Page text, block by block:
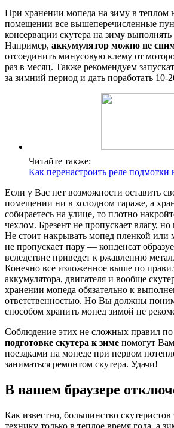
При хранении мопеда на зиму в теплом
помещении все вышеперечисленные
консервации скутера на зиму выполнять
Например, аккумулятор можно не
отсоединить минусовую клему от
раз в месяц. Также рекомендуем
за зимний период и дать поработать 10-
Читайте также:
Как перенастроить реле подмотки
Если у Вас нет возможности оставить
помещении ни в холодном гараже, а
собираетесь на улице, то плотно
чехлом. Брезент не пропускает влагу, но
Не стоит накрывать мопед пленкой или
не пропускает пару — конденсат
вследствие приведет к ржавлению
Конечно все изложенное выше по
аккумулятора, двигателя и вообще
хранении мопеда обязательно к
ответственностью. Но Вы должны
способом хранить мопед зимой не
Соблюдение этих не сложных правил по
подготовке скутера к зиме помогут
поездками на мопеде при первом
заниматься ремонтом скутера. Удачи!
В вашем браузере
Как известно, большинство
технику только в теплое время года, а